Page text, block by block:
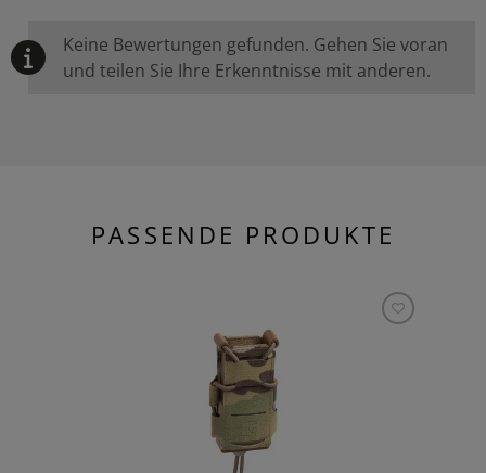
Keine Bewertungen gefunden. Gehen Sie voran
und teilen Sie Ihre Erkenntnisse mit anderen.
PASSENDE PRODUKTE